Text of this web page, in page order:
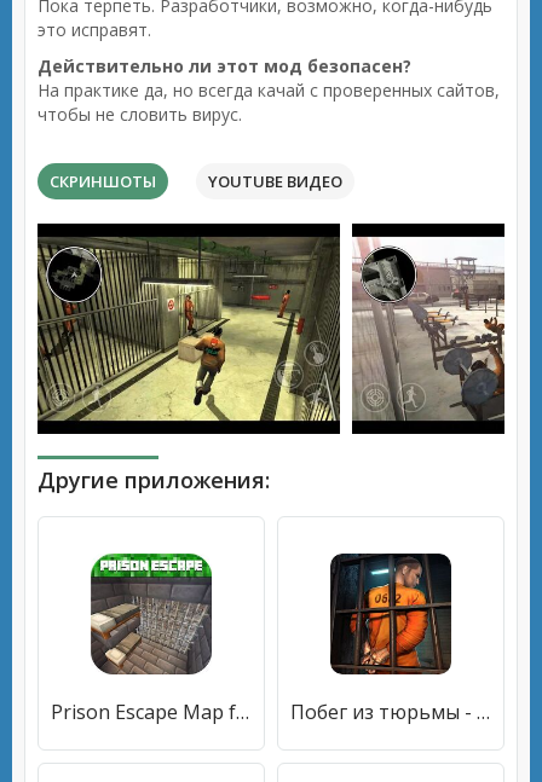
Пока терпеть. Разработчики, возможно, когда-нибудь
это исправят.
Действительно ли этот мод безопасен?
На практике да, но всегда качай с проверенных сайтов,
чтобы не словить вирус.
СКРИНШОТЫ YOUTUBE ВИДЕО
Другие приложения:
Prison Escape Map for Minecraft PE Побег из тюрьмы - Prison Escape